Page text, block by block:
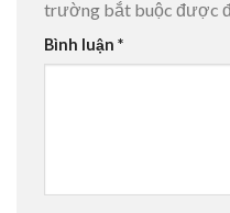
trường bắt buộc được
Bình luận *